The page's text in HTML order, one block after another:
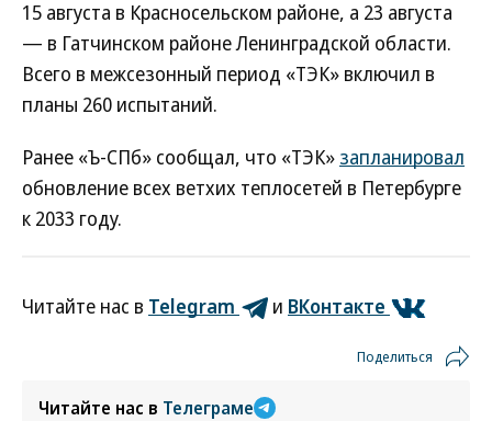
15 августа в Красносельском районе, а 23 августа
— в Гатчинском районе Ленинградской области.
Всего в межсезонный период «ТЭК» включил в
планы 260 испытаний.
Ранее «Ъ-СПб» сообщал, что «ТЭК» запланировал
обновление всех ветхих теплосетей в Петербурге
к 2033 году.
Читайте нас в Telegram и ВКонтакте
Поделиться
Читайте нас в Телеграме